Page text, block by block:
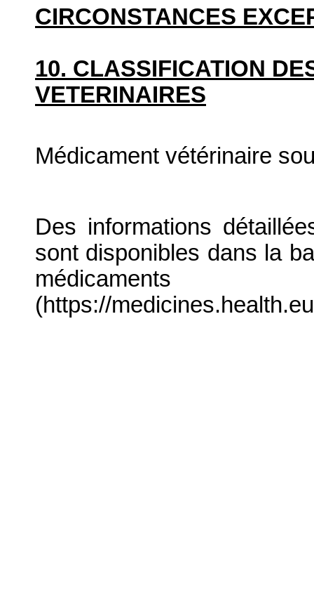
CIRCONSTANCES
10. CLASSIFICATION
VETERINAIRES
Médicament vétérinaire
Des informations
sont disponibles dans la
médicaments
(https://